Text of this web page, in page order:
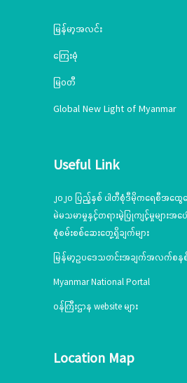
မြန်မာ့အလင်း
ကြေးမုံ
မြဝတီ
Global New Light of Myanmar
Useful Link
၂၀၂၀ ပြည့်နှစ် ပါတီစုံဒီမိုကရေစီအထွ
မဲမသမာမှုနှင့်တရားမဲ့ပြုကျင့်မှုများအပေ
စုံစမ်းစစ်ဆေးတွေ့ရှိချက်များ
မြန်မာ့ဥပဒေသတင်းအချက်အလက်စန
Myanmar National Portal
ဝန်ကြီးဌာန website များ
Location Map